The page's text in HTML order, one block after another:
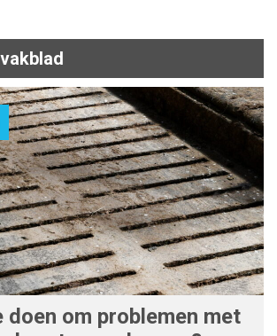
doen om problemen met